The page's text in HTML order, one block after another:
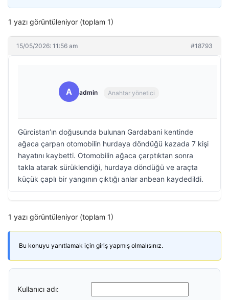
1 yazı görüntüleniyor (toplam 1)
15/05/2026: 11:56 am #18793
A admin Anahtar yönetici
Gürcistan’ın doğusunda bulunan Gardabani kentinde
ağaca çarpan otomobilin hurdaya döndüğü kazada 7 kişi
hayatını kaybetti. Otomobilin ağaca çarptıktan sonra
takla atarak sürüklendiği, hurdaya döndüğü ve araçta
küçük çaplı bir yangının çıktığı anlar anbean kaydedildi.
1 yazı görüntüleniyor (toplam 1)
Bu konuyu yanıtlamak için giriş yapmış olmalısınız.
Kullanıcı adı: